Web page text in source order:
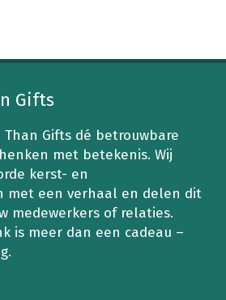
Gifts
Than Gifts dé betrouwbare
met betekenis. Wij
kerst- en
met een verhaal en delen dit
medewerkers of relaties.
is meer dan een cadeau –